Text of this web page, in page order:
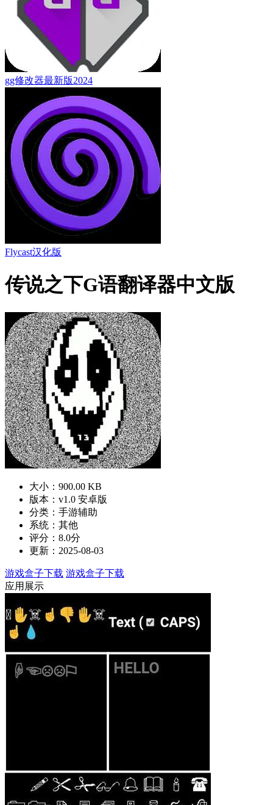
gg修改器最新版2024
Flycast汉化版
传说之下G语翻译器中文版
大小：900.00 KB
版本：v1.0 安卓版
分类：手游辅助
系统：其他
评分：8.0分
更新：2025-08-03
游戏盒子下载 游戏盒子下载
应用展示